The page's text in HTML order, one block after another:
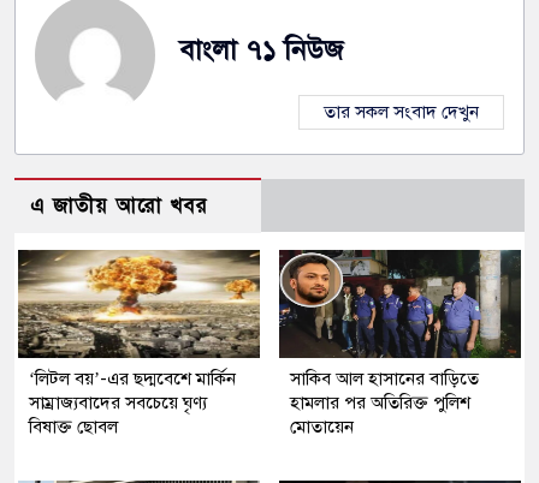
বাংলা ৭১ নিউজ
তার সকল সংবাদ দেখুন
এ জাতীয় আরো খবর
‘লিটল বয়’-এর ছদ্মবেশে মার্কিন
সাম্রাজ্যবাদের সবচেয়ে ঘৃণ্য
বিষাক্ত ছোবল
সাকিব আল হাসানের বাড়িতে
হামলার পর অতিরিক্ত পুলিশ
মোতায়েন